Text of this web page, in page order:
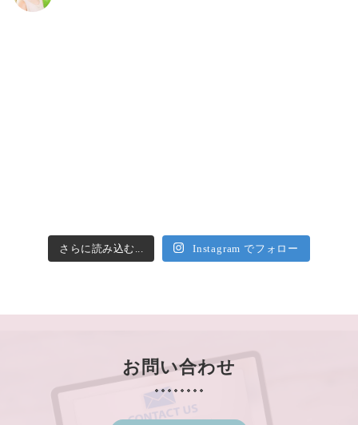
さらに読み込む... Instagram でフォロー
お問い合わせ